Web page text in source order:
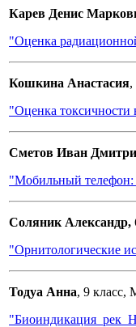
Карев Денис
"Оценка
Кошкина Анастасия,
"Оценка токсичности
Сметов Иван
"Мобильный телефон:
Соляник Александр,
"Орнитологические
Тодуа Анна, 9
"Биоиндикация рек